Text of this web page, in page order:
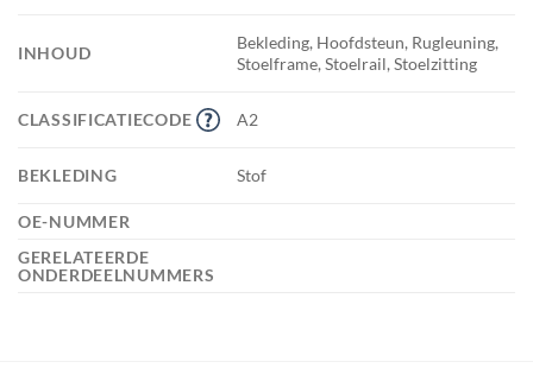
INHOUD
Bekleding, Hoofdsteun, Rugleuning,
Stoelframe, Stoelrail, Stoelzitting
CLASSIFICATIECODE A2
BEKLEDING Stof
OE-NUMMER
GERELATEERDE
ONDERDEELNUMMERS